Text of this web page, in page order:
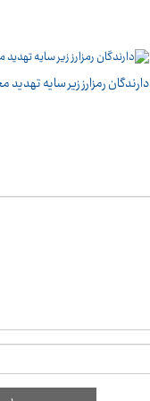
دارندگان رمزارز زیر سایه تهدید